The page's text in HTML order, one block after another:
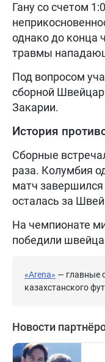
Гану со счетом
однако до конца
травмы
Под вопросом
сборной
Закарии.
История
Сборные
раза. Колумбия
матч
осталась за
На чемпионате
победили
«Arena» — главные
казахстанского